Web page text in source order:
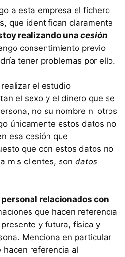
a esta empresa el fichero
que identifican claramente
realizando una cesión
consentimiento previo
tener problemas por ello.
el estudio
el sexo y el dinero que se
no su nombre ni otros
únicamente estos datos no
esa cesión que
que con estos datos no
mis clientes, son datos
relacionados con
que hacen referencia
y futura, física y
Menciona en particular
hacen referencia al